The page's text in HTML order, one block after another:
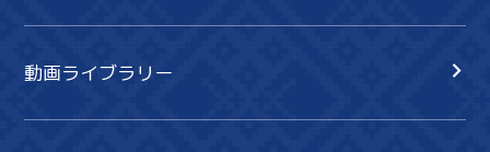
動画ライブラリー